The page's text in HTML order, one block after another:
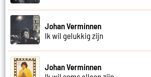
Johan Verminnen
Ik wil gelukkig zijn
Johan Verminnen